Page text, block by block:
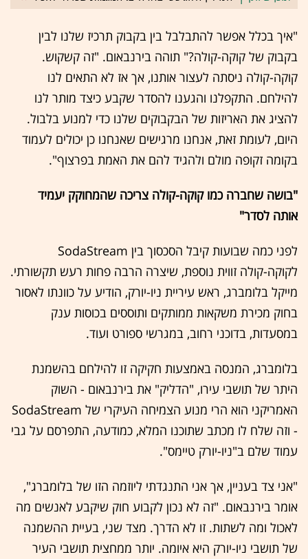
"איך בכלל אפשר להתבלבל בין בקבוק תרכיז שלנו לבין
בקבוק של קוקה-קולה?" תוהה בירנבאום. "זה קשקוש.
קוקה-קולה ניסתה לעצור אותנו, אך אז לא התאים לנו
להילחם. התקפלנו והגענו להסדר שקבע כיצד מותר לנו
להציג את האריזות של הבקבוקים שלנו כדי למנוע בלבול.
היום, לעומת זאת, אנחנו מרגישים שאנחנו כן יכולים לעמוד
בקומה זקופה מולם ולהגיד להם את האמת בפרצוף".
"בושה שחברה כמו קוקה-קולה צריכה שהמחוקק יעמיד
אותה לסדר"
לפני כמה שבועות קיבל הסכסוך בין SodaStream
לקוקה-קולה זווית נוספת, שיצרה הרבה פחות רעש תקשורתי.
מייקל בלומברג, ראש עיריית ניו-יורק, הודיע על כוונתו לאסור
בחוק מכירת משקאות ממותקים ותוססים בכוסות ענק
במסעדות, בדוכני רחוב, במגרשי ספורט ועוד.
בלומברג, המנסה באמצעות חקיקה זו להילחם בהשמנת
היתר של תושבי עירו, "הדליק" את בירנבאום - השוק
האמריקני הוא הרי מנוע הצמיחה העיקרי של SodaStream
- וזה שלח לו מכתב שתוכנו המלא, כמודעה, התפרסם על גבי
עמוד שלם ב"ניו-יורק טיימס".
"אני צד בעניין, אך אני התנגדתי ליוזמה הזו של בלומברג",
אומר בירנבאום. "זה לא נכון לקבוע חוק שיקבע לאנשים מה
לאכול ומה לשתות. זו לא הדרך. מצד שני, בעיית ההשמנה
של תושבי ניו-יורק היא איומה. יותר ממחצית תושבי העיר